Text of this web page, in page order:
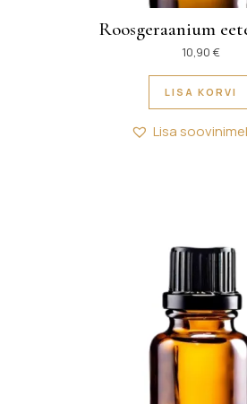
Roosgeraanium
10,90 €
LISA KORVI
Lisa